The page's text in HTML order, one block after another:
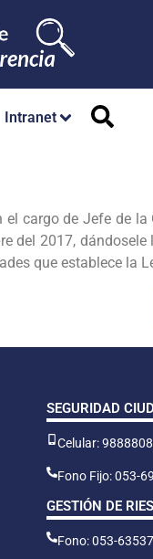
Intranet
el cargo de Jefe de
del 2017,
que establece la
SEGURIDAD
Celular:
Fono Fijo: 053-
GESTIÓN DE
Fono: 053-